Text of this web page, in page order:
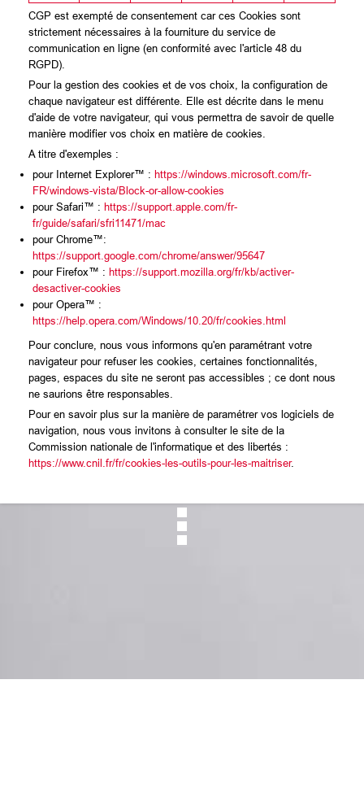
CGP est exempté de consentement car ces Cookies sont
strictement nécessaires à la fourniture du service de
communication en ligne (en conformité avec l'article 48 du
RGPD).
Pour la gestion des cookies et de vos choix, la configuration de
chaque navigateur est différente. Elle est décrite dans le menu
d'aide de votre navigateur, qui vous permettra de savoir de quelle
manière modifier vos choix en matière de cookies.
A titre d'exemples :
pour Internet Explorer™ : https://windows.microsoft.com/fr-
FR/windows-vista/Block-or-allow-cookies
pour Safari™ : https://support.apple.com/fr-
fr/guide/safari/sfri11471/mac
pour Chrome™:
https://support.google.com/chrome/answer/95647
pour Firefox™ : https://support.mozilla.org/fr/kb/activer-
desactiver-cookies
pour Opera™ :
https://help.opera.com/Windows/10.20/fr/cookies.html
Pour conclure, nous vous informons qu'en paramétrant votre
navigateur pour refuser les cookies, certaines fonctionnalités,
pages, espaces du site ne seront pas accessibles ; ce dont nous
ne saurions être responsables.
Pour en savoir plus sur la manière de paramétrer vos logiciels de
navigation, nous vous invitons à consulter le site de la
Commission nationale de l'informatique et des libertés :
https://www.cnil.fr/fr/cookies-les-outils-pour-les-maitriser.